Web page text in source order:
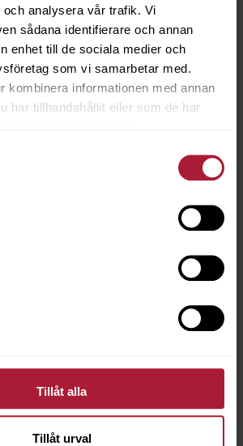
analysera vår trafik. Vi
sådana identifierare och annan
enhet till de sociala medier och
som vi samarbetar med.
kombinera informationen med annan
har tillhandahållit eller som de har
Tillåt alla
Tillåt urval